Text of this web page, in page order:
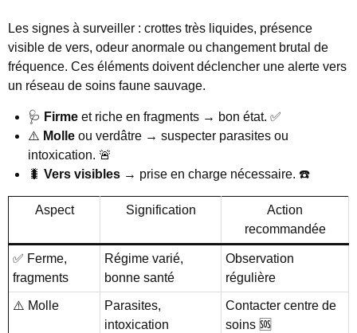
Les signes à surveiller : crottes très liquides, présence
visible de vers, odeur anormale ou changement brutal de
fréquence. Ces éléments doivent déclencher une alerte vers
un réseau de soins faune sauvage.
🩺 Firme et riche en fragments → bon état. ✅
⚠️ Molle ou verdâtre → suspecter parasites ou
intoxication. 🚨
🐛 Vers visibles → prise en charge nécessaire. ☎️
Aspect Signification
Action
recommandée
✅ Ferme,
fragments
Régime varié,
bonne santé
Observation
régulière
⚠️ Molle
Parasites,
intoxication
Contacter centre de
soins 🆘